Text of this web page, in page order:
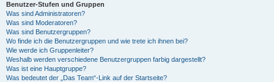
Benutzer-Stufen und Gruppen
Was sind Administratoren?
Was sind Moderatoren?
Was sind Benutzergruppen?
Wo finde ich die Benutzergruppen und wie trete ich ihnen bei?
Wie werde ich Gruppenleiter?
Weshalb werden verschiedene Benutzergruppen farbig dargestellt?
Was ist eine Hauptgruppe?
Was bedeutet der „Das Team“-Link auf der Startseite?